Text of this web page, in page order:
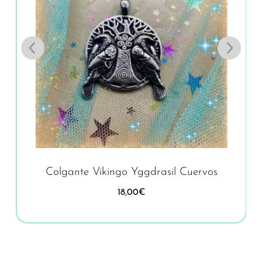
Colgante Vikingo Yggdrasil Cuervos
18,00€